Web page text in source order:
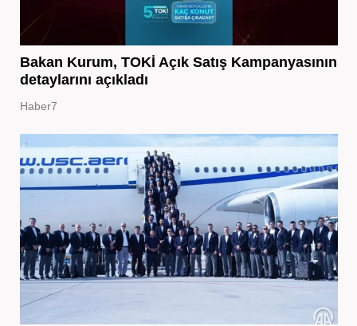
Bakan Kurum, TOKİ Açık Satış Kampanyasının
detaylarını açıkladı
Haber7